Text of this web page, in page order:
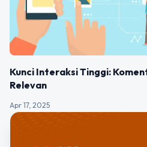
Kunci Interaksi Tinggi:
Relevan
Apr 17, 2025